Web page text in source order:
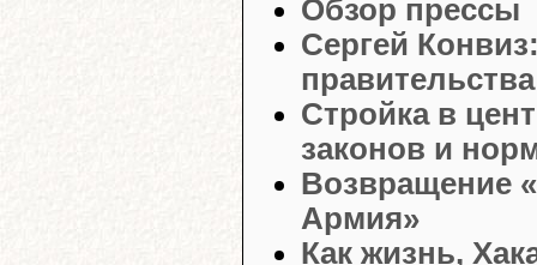
Обзор прессы
Сергей
Стройка в
законов и
Возвращение
Армия»
Как жизнь,